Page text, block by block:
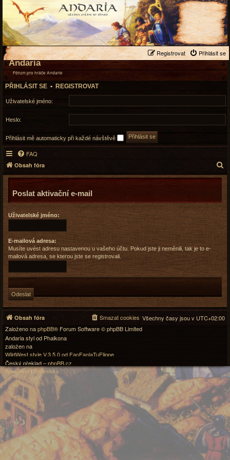
Přihlásit se
Registrovat
Andaria
Fórum pro hráče Andarie
PŘIHLÁSIT SE • REGISTROVAT
Uživatelské jméno:
Heslo:
Přihlásit mě automaticky při každé návštěvě
FAQ
Obsah fóra
l
Poslat aktivační e-mail
Uživatelské jméno:
E-mailová adresa:
Musíte uvést adresu nastavenou u vašeho účtu. Pokud jste ji neměnili, tak je to e-
mailová adresa, se kterou jste se registrovali.
Obsah fóra Všechny časy jsou v UTC+02:00
Smazat cookies
Založeno naphpBB® Forum Software © phpBB Limited
Andaria styl od Phalkona
založen na
WildWest style V.3.5.0 od FanFanlaTuFlippe
Český překlad –phpBB.cz
Soukromí |Podmínky